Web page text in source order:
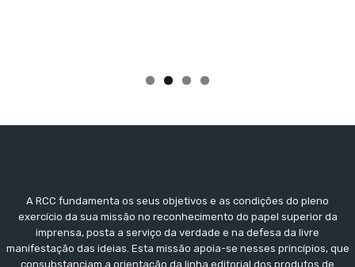
A RCC fundamenta os seus objetivos e as condições do pleno
exercício da sua missão no reconhecimento do papel superior da
imprensa, posta a serviço da verdade e na defesa da livre
manifestação das ideias. Esta missão apoia-se nesses princípios, que
consubstanciam a orientação da linha editorial dos produtos de